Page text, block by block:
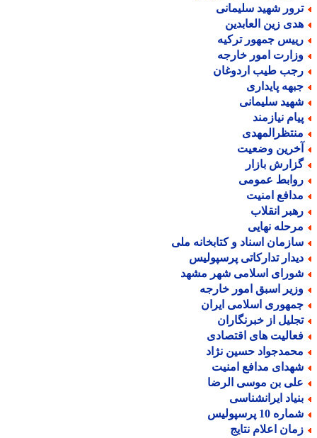
شهید سلیمانی
زین العابدین
جمهور ترکیه
امور خارجه
طیب اردوغان
پایداری
سلیمانی
نیازمند
وضعیت
بازار
عمومی
امنیت
انقلاب
نهایی
اسناد و کتابخانه ملی
تدارکاتی پرسپولیس
اسلامی شهر مشهد
اسبق امور خارجه
اسلامی ایران
از خبرنگاران
های اقتصادی
حسین نژاد
مدافع امنیت
بن موسی الرضا
ایرانشناسی
10 پرسپولیس
اعلام نتایج